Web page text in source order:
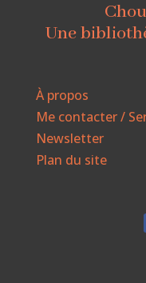
Une
À propos
Me contacter /
Newsletter
Plan du site